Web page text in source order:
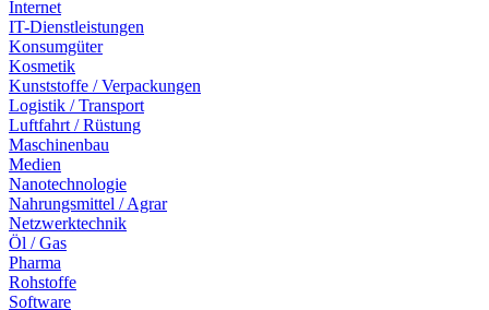
Internet
IT-Dienstleistungen
Konsumgüter
Kosmetik
Kunststoffe / Verpackungen
Logistik / Transport
Luftfahrt / Rüstung
Maschinenbau
Medien
Nanotechnologie
Nahrungsmittel / Agrar
Netzwerktechnik
Öl / Gas
Pharma
Rohstoffe
Software